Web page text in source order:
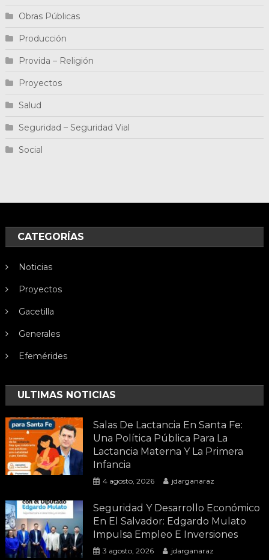
Obras Públicas
Producción
Provida – Religión
Proyectos
Salud
Seguridad – Seguridad Vial
Social
CATEGORÍAS
Noticias
Proyectos
Gacetilla
Generales
Efemérides
ULTIMAS NOTICIAS
Salas De Lactancia En Santa Fe:
Una Política Pública Para La
Lactancia Materna Y La Primera
Infancia
4 agosto, 2026 jdarganaraz
Seguridad Y Desarrollo Económico
En El Salvador: Edgardo Mulato
Impulsa Empleo E Inversiones
3 agosto, 2026 jdarganaraz